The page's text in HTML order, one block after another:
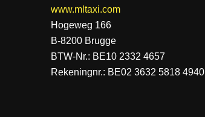
www.mltaxi.com
Hogeweg 166
B-8200 Brugge
BTW-Nr.: BE10 2332 4657
Rekeningnr.: BE02 3632 5818 4940